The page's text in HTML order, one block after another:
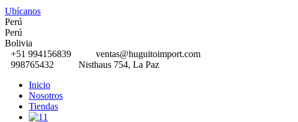
Ubícanos
Perú
Perú
Bolivia
+51 994156839
ventas@huguitoimport.com
998765432
Nisthaus 754, La Paz
Inicio
Nosotros
Tiendas